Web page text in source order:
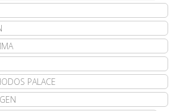
PALACE